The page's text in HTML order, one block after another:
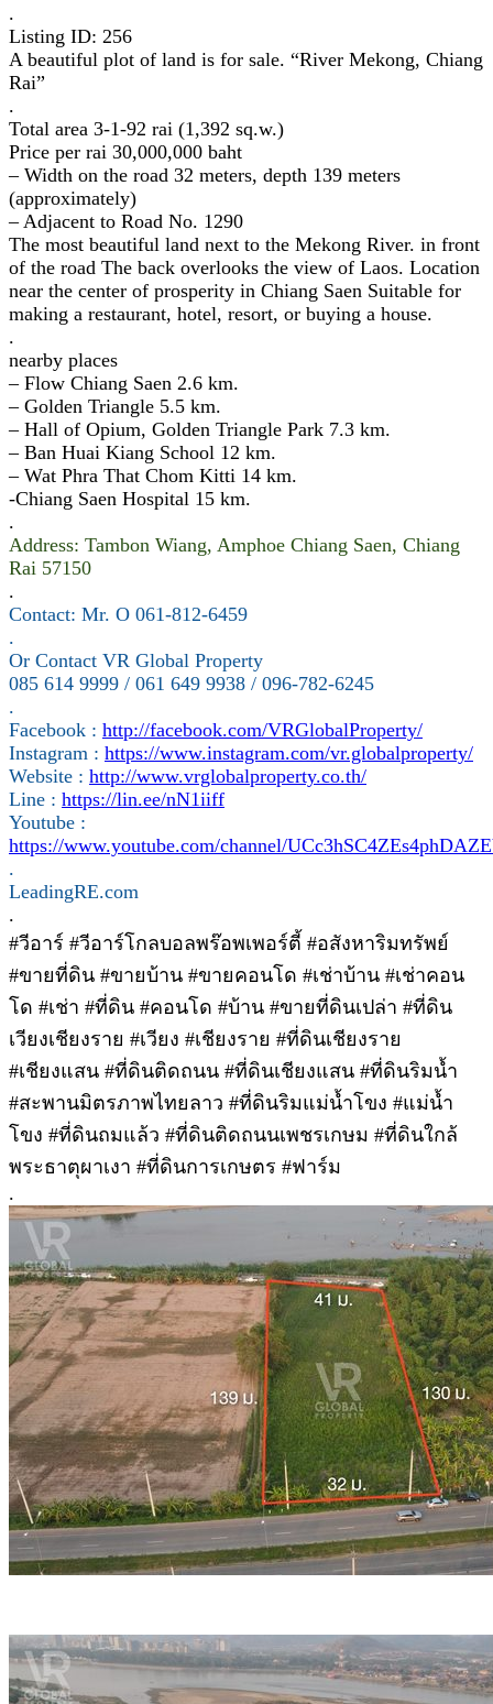
.
Listing ID: 256
A beautiful plot of land is for sale. “River Mekong, Chiang
Rai”
.
Total area 3-1-92 rai (1,392 sq.w.)
Price per rai 30,000,000 baht
– Width on the road 32 meters, depth 139 meters
(approximately)
– Adjacent to Road No. 1290
The most beautiful land next to the Mekong River. in front
of the road The back overlooks the view of Laos. Location
near the center of prosperity in Chiang Saen Suitable for
making a restaurant, hotel, resort, or buying a house.
.
nearby places
– Flow Chiang Saen 2.6 km.
– Golden Triangle 5.5 km.
– Hall of Opium, Golden Triangle Park 7.3 km.
– Ban Huai Kiang School 12 km.
– Wat Phra That Chom Kitti 14 km.
-Chiang Saen Hospital 15 km.
.
Address: Tambon Wiang, Amphoe Chiang Saen, Chiang
Rai 57150
.
Contact: Mr. O 061-812-6459
.
Or Contact VR Global Property
085 614 9999 / 061 649 9938 / 096-782-6245
.
Facebook : http://facebook.com/VRGlobalProperty/
Instagram : https://www.instagram.com/vr.globalproperty/
Website : http://www.vrglobalproperty.co.th/
Line : https://lin.ee/nN1iiff
Youtube :
https://www.youtube.com/channel/
.
LeadingRE.com
.
#วีอาร์ #วีอาร์โกลบอลพร๊อพเพอร์ตี้ #อสังหาริมทรัพย์
#ขายที่ดิน #ขายบ้าน #ขายคอนโด #เช่าบ้าน #เช่าคอน
โด #เช่า #ที่ดิน #คอนโด #บ้าน #ขายที่ดินเปล่า #ที่ดิน
เวียงเชียงราย #เวียง #เชียงราย #ที่ดินเชียงราย
#เชียงแสน #ที่ดินติดถนน #ที่ดินเชียงแสน #ที่ดินริมน้ำ
#สะพานมิตรภาพไทยลาว #ที่ดินริมแม่น้ำโขง #แม่น้ำ
โขง #ที่ดินถมแล้ว #ที่ดินติดถนนเพชรเกษม #ที่ดินใกล้
พระธาตุผาเงา #ที่ดินการเกษตร #ฟาร์ม
.